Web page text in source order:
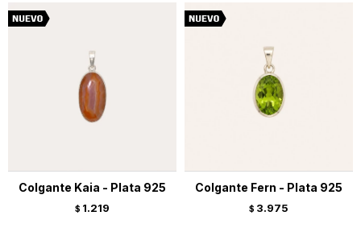
Colgante Kaia - Plata 925
$ 1.219
Colgante Fern - Plata 925
$ 3.975